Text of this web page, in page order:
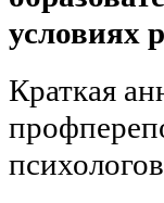
условиях
Краткая
психологов